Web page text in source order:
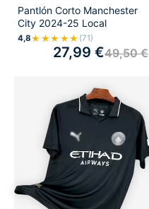
Pantlón Corto Manchester
City 2024-25 Local
4,8★★★★★ (71)
49,50€
27,99 €